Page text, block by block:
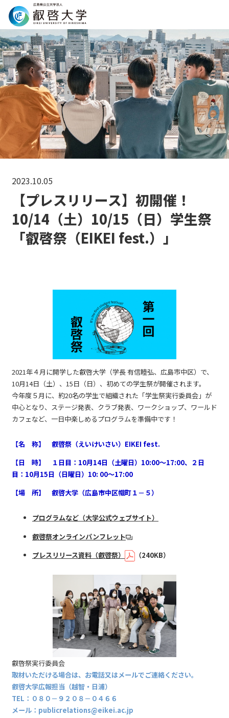
Search
2023.10.05
【プレスリリース】初開催！
10/14（土）10/15（日）学生祭
「叡啓祭（EIKEI fest.）」
2021年４月に開学した叡啓大学（学長 有信睦弘、広島市中区）で、
10月14日（土）、15日（日）、初めての学生祭が開催されます。
今年度５月に、約20名の学生で組織された「学生祭実行委員会」が
中心となり、ステージ発表、クラブ発表、ワークショップ、ワールド
カフェなど、一日中楽しめるプログラムを準備中です！
【名 称】 叡啓祭（えいけいさい）EIKEI fest.
【日 時】 １日目：10月14日（土曜日）10:00～17:00、２日
目：10月15日（日曜日）10: 00～17:00
【場 所】 叡啓大学（広島市中区幟町１－５）
プログラムなど（大学公式ウェブサイト）
叡啓祭オンラインパンフレット
プレスリリース資料（叡啓祭）
（240KB）
叡啓祭実行委員会
取材いただける場合は、お電話又はメールでご連絡ください。
叡啓大学広報担当（越智・日浦）
TEL：０８０－９２０８－０４６６
メール：publicrelations@eikei.ac.jp